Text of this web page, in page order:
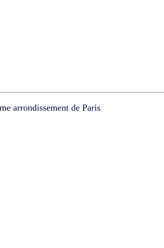
arrondissement de Paris